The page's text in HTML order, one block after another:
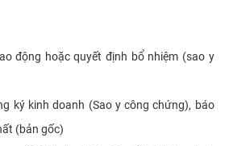
động hoặc quyết định bổ nhiệm (sao y
ký kinh doanh (Sao y công chứng), báo
(bản gốc)